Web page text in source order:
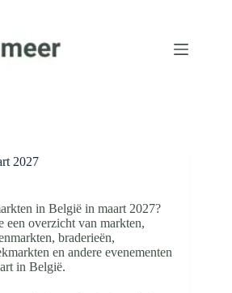
2027
in België in maart 2027?
een overzicht van markten,
braderieën,
en andere evenementen
in België.